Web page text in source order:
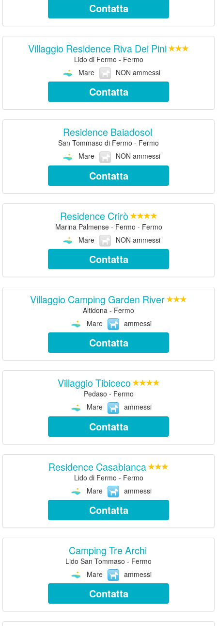
Contatta
Villaggio Residence Riva Dei Pini
Lido di Fermo - Fermo
Mare
NON ammessi
Contatta
Residence Baiadosol
San Tommaso di Fermo - Fermo
Mare
NON ammessi
Contatta
Residence Crirò
Marina Palmense - Fermo - Fermo
Mare
NON ammessi
Contatta
Villaggio Camping Garden River
Altidona - Fermo
Mare
ammessi
Contatta
Villaggio Tibiceco
Pedaso - Fermo
Mare
ammessi
Contatta
Residence Casabianca
Lido di Fermo - Fermo
Mare
ammessi
Contatta
Camping Tre Archi
Lido San Tommaso - Fermo
Mare
ammessi
Contatta